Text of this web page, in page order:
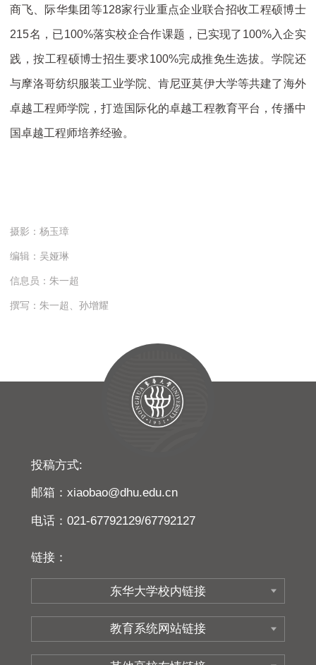
商飞、际华集团等128家行业重点企业联合招收工程硕博士
215名，已100%落实校企合作课题，已实现了100%入企实
践，按工程硕博士招生要求100%完成推免生选拔。学院还
与摩洛哥纺织服装工业学院、肯尼亚莫伊大学等共建了海外
卓越工程师学院，打造国际化的卓越工程教育平台，传播中
国卓越工程师培养经验。
摄影：杨玉璋
编辑：吴娅琳
信息员：朱一超
撰写：朱一超、孙增耀
投稿方式:
邮箱：xiaobao@dhu.edu.cn
电话：021-67792129/67792127
链接：